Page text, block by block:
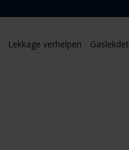
Lekkage verhelpen